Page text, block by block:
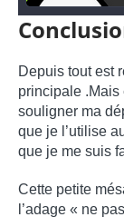
Depuis tout est
principale .Mais
souligner ma
que je l’utilise
que je me suis
Cette petite
l’adage « ne